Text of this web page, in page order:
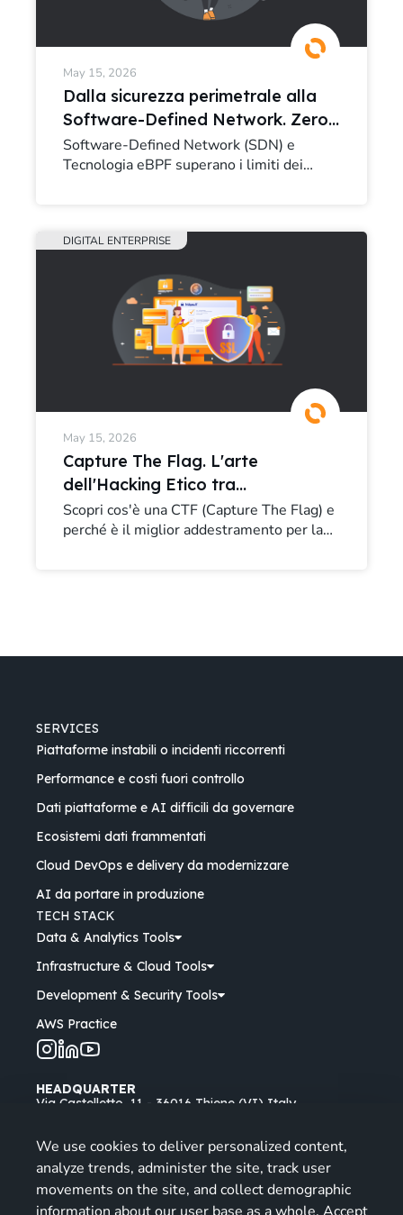
May 15, 2026
Dalla sicurezza perimetrale alla
Software-Defined Network. Zero-
Trust e Observability con Cilium ed
eBPF
Software-Defined Network (SDN) e
Tecnologia eBPF superano i limiti dei
DIGITAL ENTERPRISE
May 15, 2026
Capture The Flag. L'arte
dell'Hacking Etico tra
competizione e difesa
professionale
Scopri cos'è una CTF (Capture The Flag) e
perché è il miglior addestramento per la
SERVICES
Piattaforme instabili o incidenti riccorrenti
Performance e costi fuori controllo
Dati piattaforme e AI difficili da governare
Ecosistemi dati frammentati
Cloud DevOps e delivery da modernizzare
AI da portare in produzione
TECH STACK
Data & Analytics Tools
Infrastructure & Cloud Tools
Development & Security Tools
AWS Practice
HEADQUARTER
Via Castelletto, 11 - 36016 Thiene (VI) Italy
Via Longhin, 53 - 35129 Padova (PD) Italy
Opening Hours: Mon - Fri| 9-13, 14-18
info@miriade.it
We use cookies to deliver personalized content,
analyze trends, administer the site, track user
movements on the site, and collect demographic